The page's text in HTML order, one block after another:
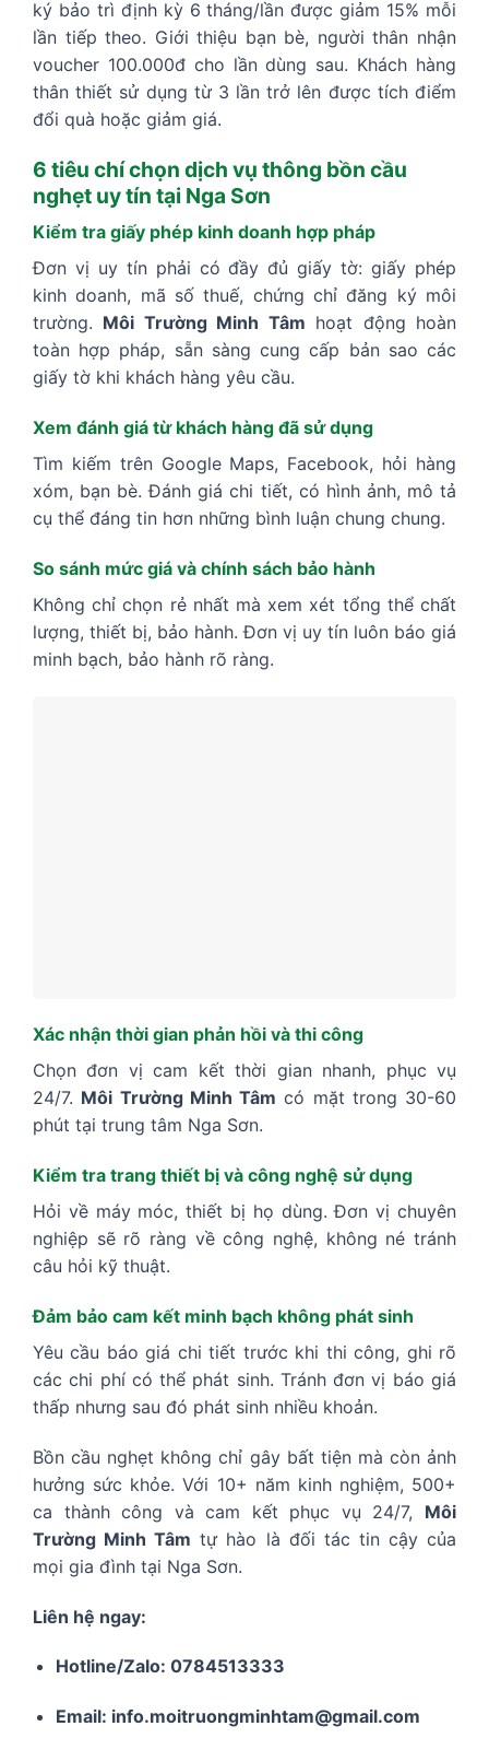
ký bảo trì định kỳ 6 tháng/lần được giảm 15% mỗi
lần tiếp theo. Giới thiệu bạn bè, người thân nhận
voucher 100.000đ cho lần dùng sau. Khách hàng
thân thiết sử dụng từ 3 lần trở lên được tích điểm
đổi quà hoặc giảm giá.
6 tiêu chí chọn dịch vụ thông bồn cầu
nghẹt uy tín tại Nga Sơn
Kiểm tra giấy phép kinh doanh hợp pháp
Đơn vị uy tín phải có đầy đủ giấy tờ: giấy phép
kinh doanh, mã số thuế, chứng chỉ đăng ký môi
trường. Môi Trường Minh Tâm hoạt động hoàn
toàn hợp pháp, sẵn sàng cung cấp bản sao các
giấy tờ khi khách hàng yêu cầu.
Xem đánh giá từ khách hàng đã sử dụng
Tìm kiếm trên Google Maps, Facebook, hỏi hàng
xóm, bạn bè. Đánh giá chi tiết, có hình ảnh, mô tả
cụ thể đáng tin hơn những bình luận chung chung.
So sánh mức giá và chính sách bảo hành
Không chỉ chọn rẻ nhất mà xem xét tổng thể chất
lượng, thiết bị, bảo hành. Đơn vị uy tín luôn báo giá
minh bạch, bảo hành rõ ràng.
Xác nhận thời gian phản hồi và thi công
Chọn đơn vị cam kết thời gian nhanh, phục vụ
24/7. Môi Trường Minh Tâm có mặt trong 30-60
phút tại trung tâm Nga Sơn.
Kiểm tra trang thiết bị và công nghệ sử dụng
Hỏi về máy móc, thiết bị họ dùng. Đơn vị chuyên
nghiệp sẽ rõ ràng về công nghệ, không né tránh
câu hỏi kỹ thuật.
Đảm bảo cam kết minh bạch không phát sinh
Yêu cầu báo giá chi tiết trước khi thi công, ghi rõ
các chi phí có thể phát sinh. Tránh đơn vị báo giá
thấp nhưng sau đó phát sinh nhiều khoản.
Bồn cầu nghẹt không chỉ gây bất tiện mà còn ảnh
hưởng sức khỏe. Với 10+ năm kinh nghiệm, 500+
ca thành công và cam kết phục vụ 24/7, Môi
Trường Minh Tâm tự hào là đối tác tin cậy của
mọi gia đình tại Nga Sơn.
Liên hệ ngay:
Hotline/Zalo: 0784513333
Email: info.moitruongminhtam@gmail.com